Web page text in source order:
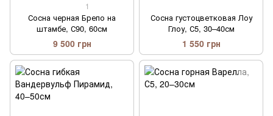
1
Сосна черная Брепо на
штамбе, С90, 60см
9 500 грн
Сосна густоцветковая Лоу
Глоу, С5, 30–40см
1 550 грн